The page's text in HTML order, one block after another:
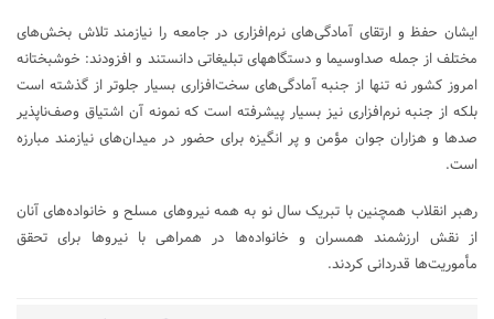
ایشان حفظ و ارتقای آمادگی‌های نرم‌افزاری در جامعه را نیازمند تلاش بخش‌های
مختلف از جمله صداوسیما و دستگاههای تبلیغاتی دانستند و افزودند: خوشبختانه
امروز کشور نه تنها از جنبه آمادگی‌های سخت‌افزاری بسیار جلوتر از گذشته است
بلکه از جنبه نرم‌افزاری نیز بسیار پیشرفته است که نمونه آن اشتیاق وصف‌ناپذیر
صدها و هزاران جوان مؤمن و پر انگیزه برای حضور در میدان‌های نیازمند مبارزه
است.
رهبر انقلاب همچنین با تبریک سال نو به همه نیروهای مسلح و خانواده‌های آنان
از نقش ارزشمند همسران و خانواده‌ها در همراهی با نیروها برای تحقق
مأموریت‌ها قدردانی کردند.